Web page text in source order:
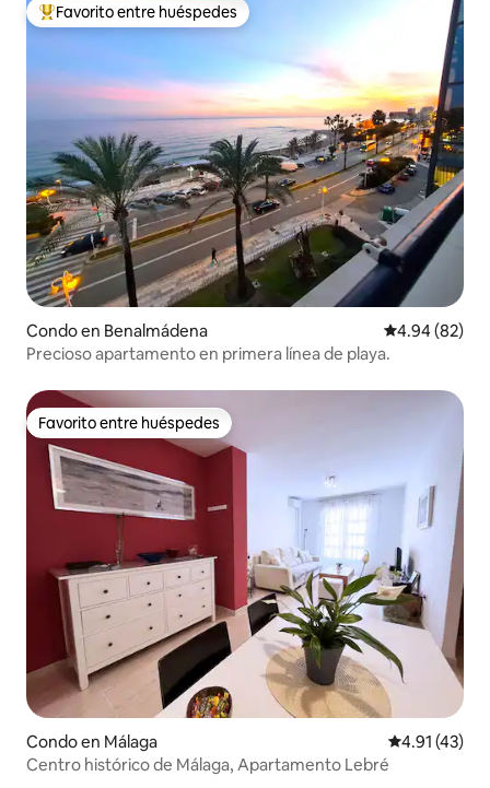
Favorito entre huéspedes preferido
Favorito entre huéspedes
Condo en Benalmádena Calificación
4.94 (82)
Precioso apartamento en primera línea de playa.
Favorito entre huéspedes
Favorito entre huéspedes
Condo en Málaga Calificación
4.91 (43)
Centro histórico de Málaga, Apartamento Lebré